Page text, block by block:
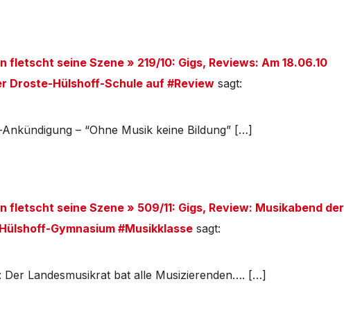
seine Szene » 219/10: Gigs, Reviews: Am 18.06.10
Droste-Hülshoff-Schule auf #Review sagt:
– “Ohne Musik keine Bildung” […]
seine Szene » 509/11: Gigs, Review: Musikabend der
Gymnasium #Musikklasse sagt:
Landesmusikrat bat alle Musizierenden…. […]